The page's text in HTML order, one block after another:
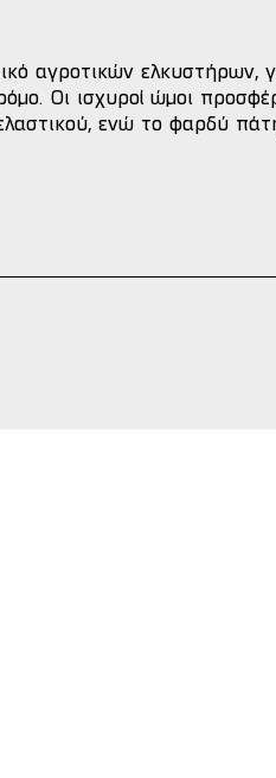
αγροτικών ελκυστήρων,
Οι ισχυροί ώμοι
ενώ το φαρδύ